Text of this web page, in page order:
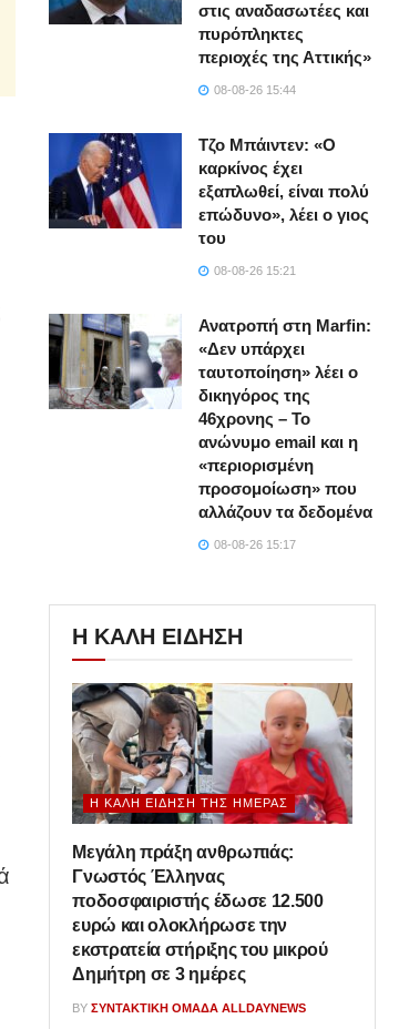
στις αναδασωτέες και
πυρόπληκτες
περιοχές της Αττικής»
08-08-26 15:44
Τζο Μπάιντεν: «Ο
καρκίνος έχει
εξαπλωθεί, είναι πολύ
επώδυνο», λέει ο γιος
του
08-08-26 15:21
Ανατροπή στη Marfin:
«Δεν υπάρχει
ταυτοποίηση» λέει ο
δικηγόρος της
46χρονης – Το
ανώνυμο email και η
«περιορισμένη
προσομοίωση» που
αλλάζουν τα δεδομένα
08-08-26 15:17
Η ΚΑΛΗ ΕΙΔΗΣΗ
Η ΚΑΛΉ ΕΊΔΗΣΗ ΤΗΣ ΗΜΈΡΑΣ
Μεγάλη πράξη ανθρωπιάς:
Γνωστός Έλληνας
ποδοσφαιριστής έδωσε 12.500
ευρώ και ολοκλήρωσε την
εκστρατεία στήριξης του μικρού
Δημήτρη σε 3 ημέρες
BY ΣΥΝΤΑΚΤΙΚΉ ΟΜΆΔΑ ALLDAYNEWS